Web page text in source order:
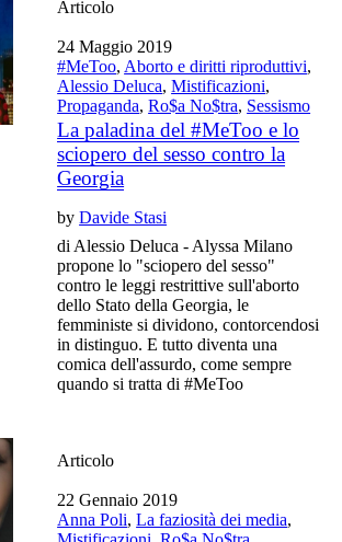
Articolo
24 Maggio 2019
#MeToo, Aborto e diritti riproduttivi,
Alessio Deluca,Mistificazioni,
Propaganda,Ro$a No$tra, Sessismo
La paladina del #MeToo e lo
sciopero del sesso contro la
Georgia
byDavide Stasi
di Alessio Deluca - Alyssa Milano
propone lo "sciopero del sesso"
contro le leggi restrittive sull'aborto
dello Stato della Georgia, le
femministe si dividono, contorcendosi
in distinguo. E tutto diventa una
comica dell'assurdo, come sempre
quando si tratta di #MeToo
Articolo
22 Gennaio 2019
Anna Poli,La faziosità dei media,